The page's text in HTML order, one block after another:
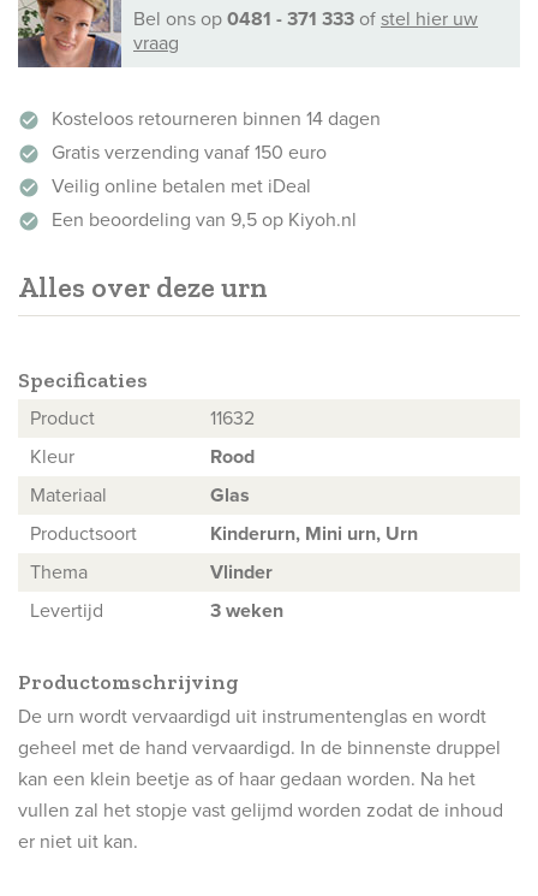
Bel ons op0481 - 371 333 ofstel hier uw
vraag
check_circle Kosteloos retourneren binnen 14 dagen
check_circle Gratis verzending vanaf 150 euro
check_circle Veilig online betalen met iDeal
check_circle Een beoordeling van 9,5 op Kiyoh.nl
Alles over deze urn
Specificaties
Product
11632
Kleur
Rood
Materiaal
Glas
Productsoort
Kinderurn, Mini urn, Urn
Thema
Vlinder
Levertijd
3 weken
Productomschrijving
De urn wordt vervaardigd uit instrumentenglas en wordt
geheel met de hand vervaardigd. In de binnenste druppel
kan een klein beetje as of haar gedaan worden. Na het
vullen zal het stopje vast gelijmd worden zodat de inhoud
er niet uit kan.